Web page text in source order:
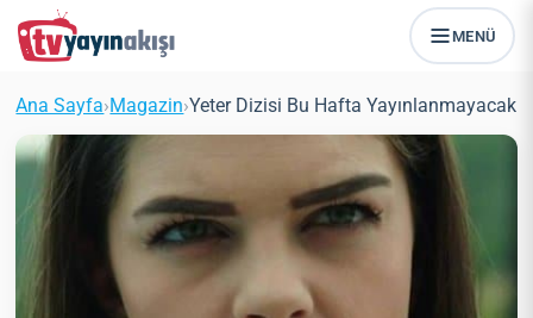
MENÜ
Ana Sayfa›Magazin›Yeter Dizisi Bu Hafta Yayınlanmayacak